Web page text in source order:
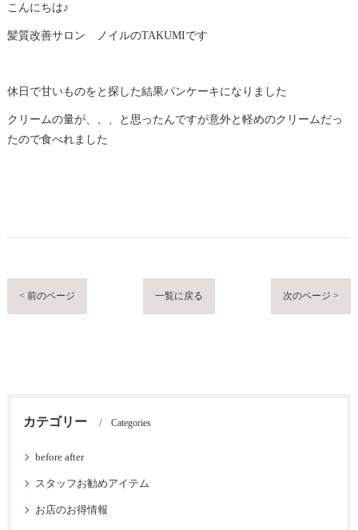
こんにちは♪
髪質改善サロン ノイルのTAKUMIです
休日で甘いものをと探した結果パンケーキになりました
クリームの量が、、、と思ったんですが意外と軽めのクリームだっ
たので食べれました
< 前のページ 一覧に戻る 次のページ >
カテゴリー Categories
before after
スタッフお勧めアイテム
お店のお得情報